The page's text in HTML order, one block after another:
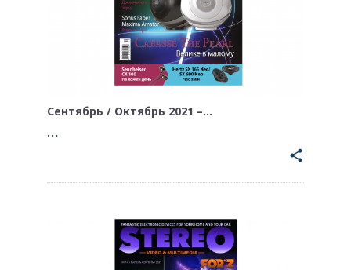
Сентябрь / Октябрь 2021 –…
…
share